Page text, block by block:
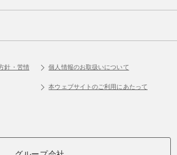
針・苦情
個人情報のお取扱いについて
本ウェブサイトのご利用にあたって